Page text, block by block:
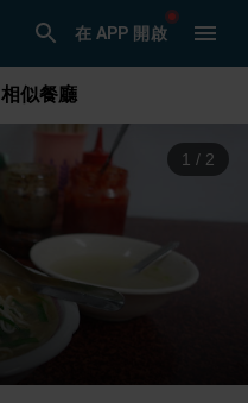
在 APP 開啟
相似餐廳
1 / 2